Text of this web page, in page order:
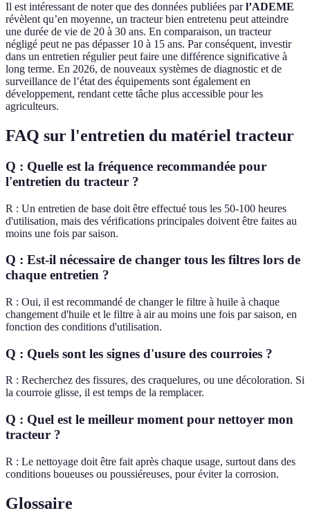
Il est intéressant de noter que des données publiées parl’ADEME
révèlent qu’en moyenne, un tracteur bien entretenu peut atteindre
une durée de vie de 20 à 30 ans. En comparaison, un tracteur
négligé peut ne pas dépasser 10 à 15 ans. Par conséquent, investir
dans un entretien régulier peut faire une différence significative à
long terme. En 2026, de nouveaux systèmes de diagnostic et de
surveillance de l’état des équipements sont également en
développement, rendant cette tâche plus accessible pour les
agriculteurs.
FAQ sur l'entretien du matériel tracteur
Q : Quelle est la fréquence recommandée pour
l'entretien du tracteur ?
R : Un entretien de base doit être effectué tous les 50-100 heures
d'utilisation, mais des vérifications principales doivent être faites au
moins une fois par saison.
Q : Est-il nécessaire de changer tous les filtres lors de
chaque entretien ?
R : Oui, il est recommandé de changer le filtre à huile à chaque
changement d'huile et le filtre à air au moins une fois par saison, en
fonction des conditions d'utilisation.
Q : Quels sont les signes d'usure des courroies ?
R : Recherchez des fissures, des craquelures, ou une décoloration. Si
la courroie glisse, il est temps de la remplacer.
Q : Quel est le meilleur moment pour nettoyer mon
tracteur ?
R : Le nettoyage doit être fait après chaque usage, surtout dans des
conditions boueuses ou poussiéreuses, pour éviter la corrosion.
Glossaire